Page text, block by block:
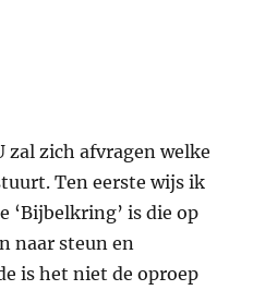
zal zich afvragen welke
Ten eerste wijs ik
‘Bijbelkring’ is die op
naar steun en
is het niet de oproep